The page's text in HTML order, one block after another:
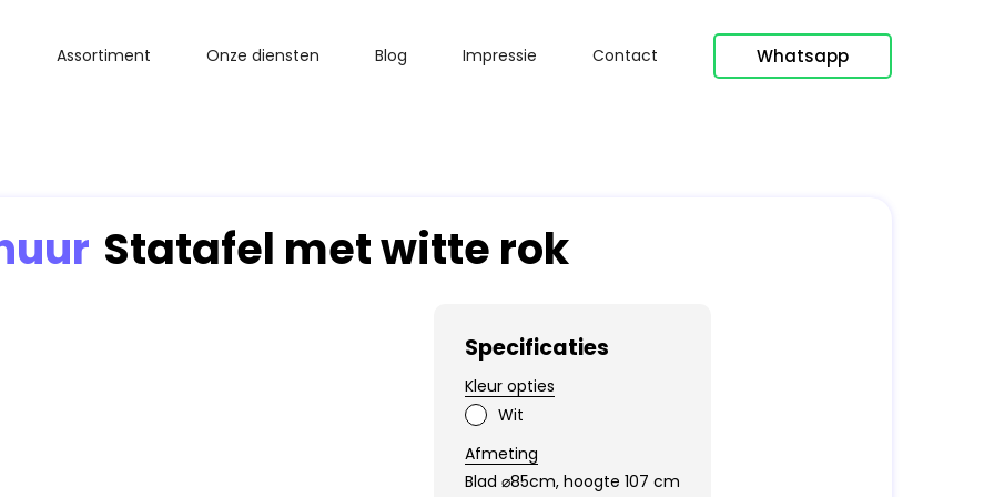
Assortiment Onze diensten Blog Impressie Contact Whatsapp
Statafel met witte rok
Specificaties
Kleur opties
Wit
Afmeting
Blad ⌀85cm, hoogte 107 cm